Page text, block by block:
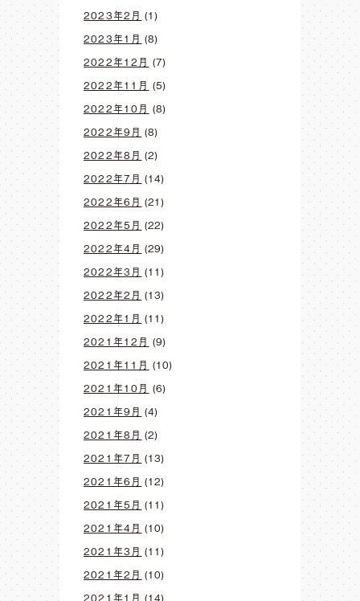
2023年2月 (1)
2023年1月 (8)
2022年12月 (7)
2022年11月 (5)
2022年10月 (8)
2022年9月 (8)
2022年8月 (2)
2022年7月 (14)
2022年6月 (21)
2022年5月 (22)
2022年4月 (29)
2022年3月 (11)
2022年2月 (13)
2022年1月 (11)
2021年12月 (9)
2021年11月 (10)
2021年10月 (6)
2021年9月 (4)
2021年8月 (2)
2021年7月 (13)
2021年6月 (12)
2021年5月 (11)
2021年4月 (10)
2021年3月 (11)
2021年2月 (10)
2021年1月 (14)